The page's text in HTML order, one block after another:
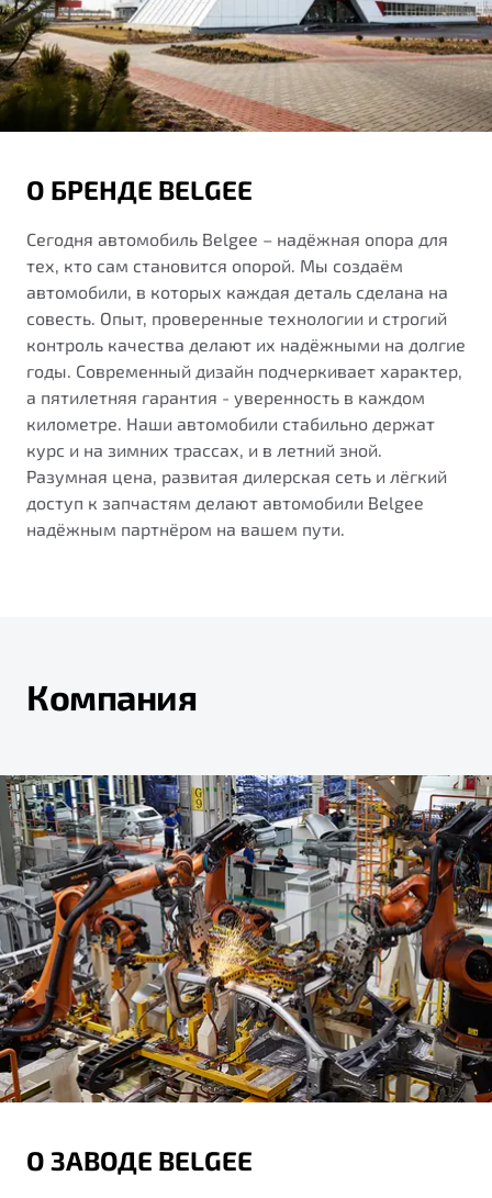
от 1 699 990 ₽*
Обзор В наличии
X70
Универсальный кроссовер
от 2 499 990 ₽*
Обзор В наличии
Подробно
Тест-драйв
Спецпредложения
Будьте еще более уверены на дорогах с программой
Преимущества программы
Запись на сервис
Калькулятор ТО
Клиентская поддержка
О БРЕНДЕ BELGEE
Сегодня автомобиль Belgee – надёжная опора для
тех, кто сам становится опорой. Мы создаём
автомобили, в которых каждая деталь сделана на
совесть. Опыт, проверенные технологии и строгий
контроль качества делают их надёжными на долгие
годы. Современный дизайн подчеркивает характер,
а пятилетняя гарантия - уверенность в каждом
километре. Наши автомобили стабильно держат
курс и на зимних трассах, и в летний зной.
Разумная цена, развитая дилерская сеть и лёгкий
доступ к запчастям делают автомобили Belgee
надёжным партнёром на вашем пути.
Компания
О ЗАВОДЕ BELGEE